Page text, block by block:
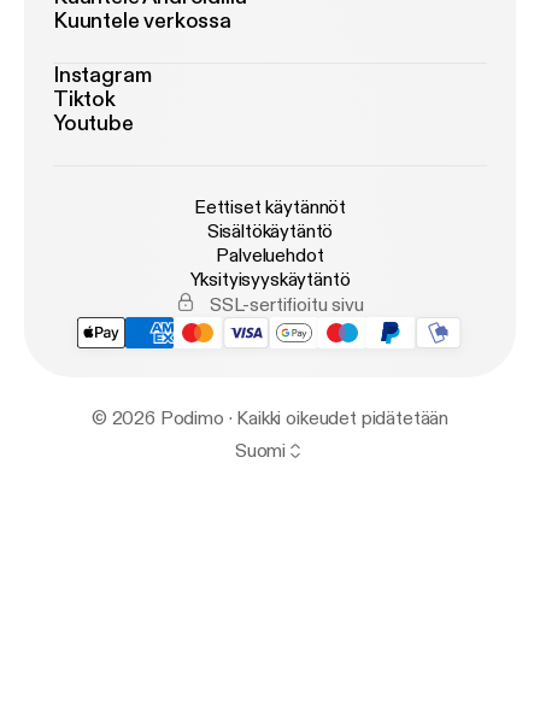
Kuuntele verkossa
Instagram
Tiktok
Youtube
Eettiset käytännöt
Sisältökäytäntö
Palveluehdot
Yksityisyyskäytäntö
SSL-sertifioitu sivu
© 2026 Podimo · Kaikki oikeudet pidätetään
Suomi